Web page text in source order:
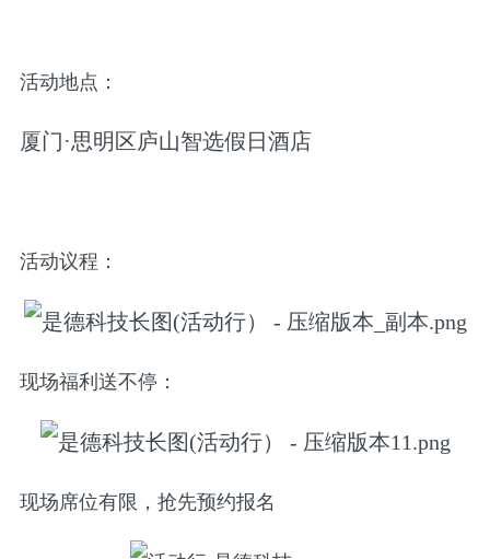
活动地点：
厦门·思明区庐山智选假日酒店
活动议程：
现场福利送不停：
现场席位有限，抢先预约报名